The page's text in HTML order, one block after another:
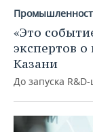
ФИГУРНОЕ
ВОДНЫЕ
ХОККЕЙ С
МЕДИЦИНА
ОБРАЗОВАНИЕ
СПИСОК
«Это
экспертов
Казани
До запуска